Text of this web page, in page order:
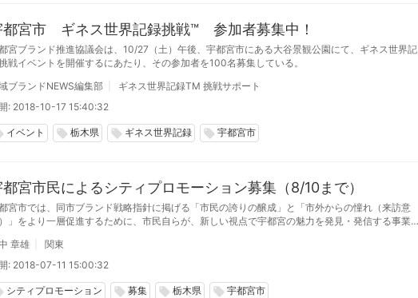
都宮市 ギネス世界記録挑戦™ 参加者募集中！
宮ブランド推進協議会は、10/27（土）午後、宇都宮市にある大谷景観公園にて、ギネス世界記
戦イベントを開催するにあたり、その参加者を100名募集している。
ブランドNEWS編集部
ギネス世界記録TM 挑戦サポート
: 2018-10-17 15:40:32
イベント local_offer 栃木県 local_offer ギネス世界記録 local_offer 宇都宮市
宮市民によるシティプロモーション募集（8/10まで）
宮市では、同市ブランド戦略指針に掲げる「市民の誇りの醸成」と「市外からの憧れ（来訪意
」をより一層促進するために、市民自らが、新しい視点で宇都宮の魅力を発見・発信する事業
章雄
関東
: 2018-07-11 15:00:32
シティプロモーション local_offer 募集 local_offer 栃木県 local_offer 宇都宮市